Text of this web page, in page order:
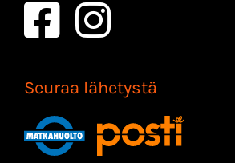
Seuraa lähetystä